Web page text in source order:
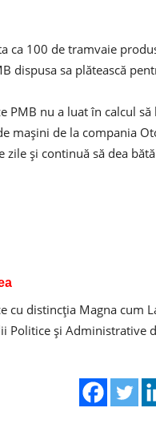
ca 100 de tramvaie
dispusa sa plătească
PMB nu a luat în calcul
mașini de la compania
și continuă să dea
cu distincţia Magna cum
Politice şi Administrative